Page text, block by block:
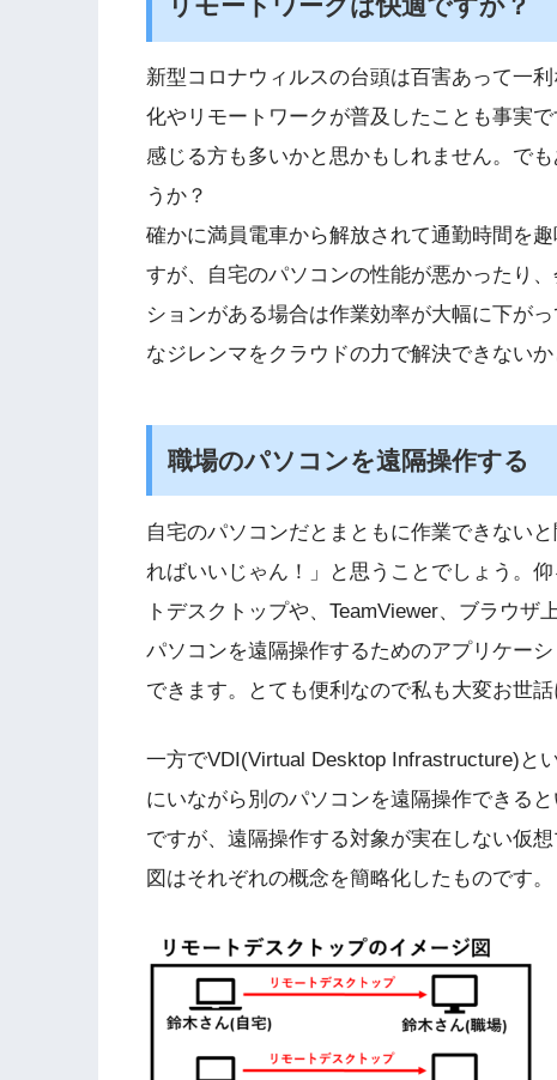
リモートワークは快適ですか？
新型コロナウィルスの台頭は百害あって一
化やリモートワークが普及したことも事実
感じる方も多いかと思かもしれません。で
うか？
確かに満員電車から解放されて通勤時間を
すが、自宅のパソコンの性能が悪かったり
ションがある場合は作業効率が大幅に下が
なジレンマをクラウドの力で解決できないか
職場のパソコンを遠隔操作する
自宅のパソコンだとまともに作業できない
ればいいじゃん！」と思うことでしょう。
トデスクトップや、TeamViewer、ブラウ
パソコンを遠隔操作するためのアプリケー
できます。とても便利なので私も大変お世話
一方でVDI(Virtual Desktop Infrastructure)と
にいながら別のパソコンを遠隔操作できる
ですが、遠隔操作する対象が実在しない仮
図はそれぞれの概念を簡略化したものです。